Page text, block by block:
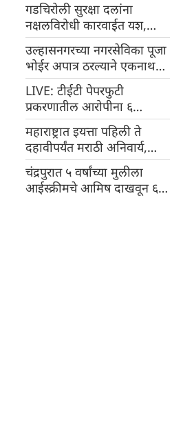
गडचिरोली सुरक्षा दलांना
नक्षलविरोधी कारवाईत यश,
सीमावर्ती जंगलातील शस्त्र
कारखाना उद्ध्वस्त
उल्हासनगरच्या नगरसेविका पूजा
भोईर अपात्र ठरल्याने एकनाथ
शिंदे यांच्या शिवसेनेला मोठा
धक्का
LIVE: टीईटी पेपरफुटी
प्रकरणातील आरोपीना ६
जुलैपर्यंत पोलीस कोठडी
सुनावली
महाराष्ट्रात इयत्ता पहिली ते
दहावीपर्यंत मराठी अनिवार्य,
नियम मोडणाऱ्या शाळांवर कडक
कारवाई दादा भुसे यांची घोषणा
चंद्रपुरात ५ वर्षांच्या मुलीला
आईस्क्रीमचे आमिष दाखवून ६५